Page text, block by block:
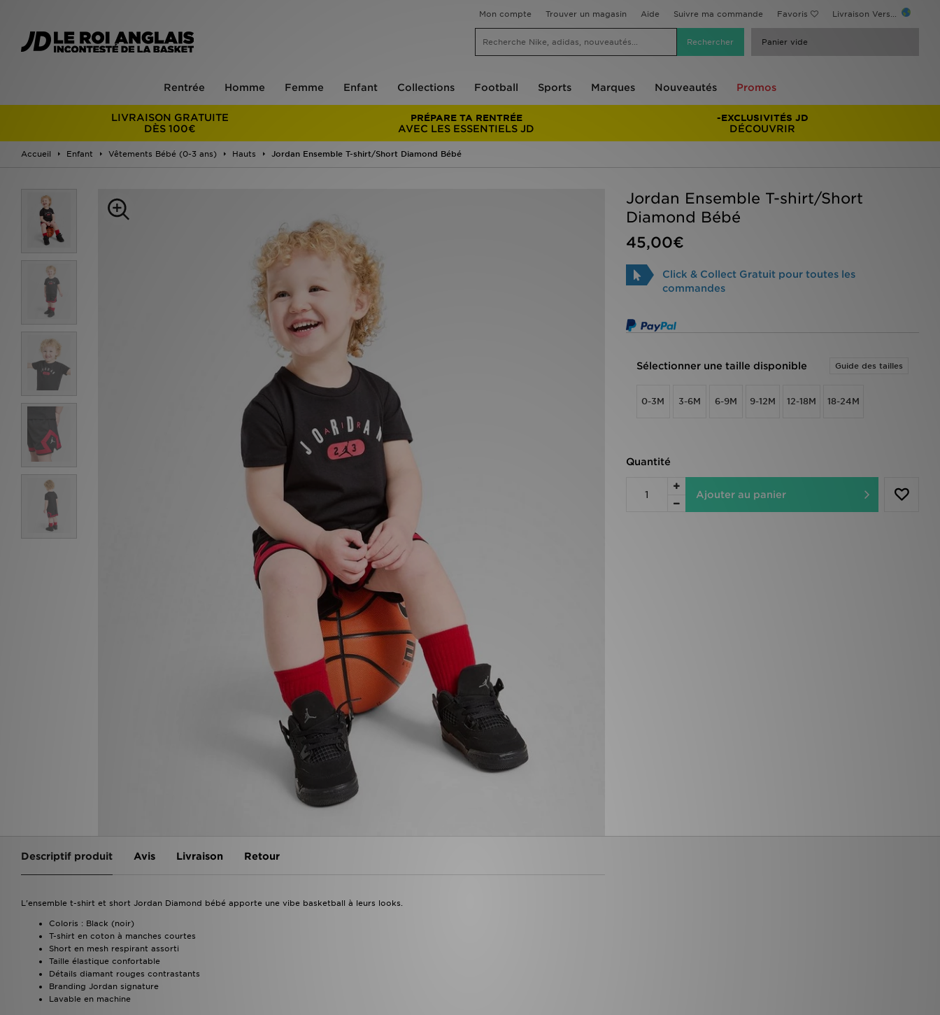
Mon compte Trouver un magasin Aide Suivre ma commande Favoris Livraison Vers...
Panier vide
Rentrée Homme Femme Enfant Collections Football Sports Marques Nouveautés Promos
LIVRAISON GRATUITE
DÈS 100€
PRÉPARE TA RENTRÉE
AVEC LES ESSENTIELS JD
-EXCLUSIVITÉS JD
DÉCOUVRIR
Accueil Enfant Vêtements Bébé (0-3 ans) Hauts Jordan Ensemble T-shirt/Short Diamond Bébé
Jordan Ensemble T-shirt/Short
Diamond Bébé
45,00€
Click & Collect Gratuit pour toutes les
commandes
Sélectionner une taille disponible Guide des tailles
0-3M 3-6M 6-9M 9-12M 12-18M 18-24M
Quantité
Ajouter au panier
Descriptif produit Avis Livraison Retour
L'ensemble t-shirt et short Jordan Diamond bébé apporte une vibe basketball à leurs looks.
Coloris : Black (noir)
T-shirt en coton à manches courtes
Short en mesh respirant assorti
Taille élastique confortable
Détails diamant rouges contrastants
Branding Jordan signature
Lavable en machine